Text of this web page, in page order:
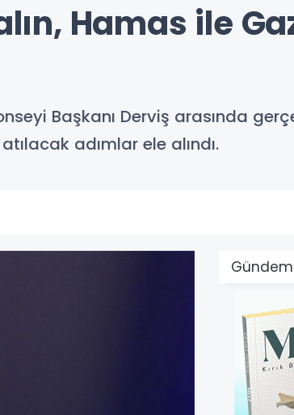
Hamas ile
Başkanı Derviş arasında
adımlar ele alındı.
Gündem